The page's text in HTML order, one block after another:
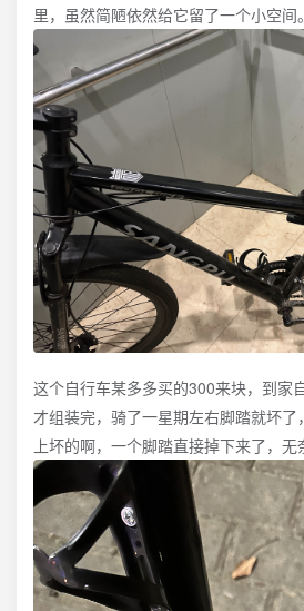
里，虽然简陋依然给它留了一个小空间。
这个自行车某多多买的300来块，到家
才组装完，骑了一星期左右脚踏就坏
上坏的啊，一个脚踏直接掉下来了，无